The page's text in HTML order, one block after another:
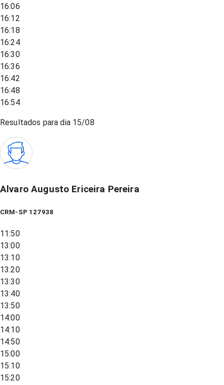
16:06
16:12
16:18
16:24
16:30
16:36
16:42
16:48
16:54
Resultados para dia 15/08
Alvaro Augusto Ericeira Pereira
CRM-SP 127938
11:50
13:00
13:10
13:20
13:30
13:40
13:50
14:00
14:10
14:50
15:00
15:10
15:20